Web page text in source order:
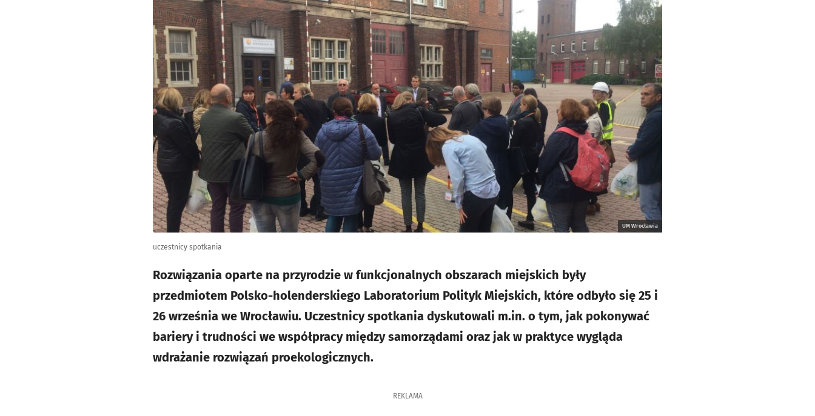
UM Wrocławia
uczestnicy spotkania
Rozwiązania oparte na przyrodzie w funkcjonalnych obszarach miejskich były
przedmiotem Polsko-holenderskiego Laboratorium Polityk Miejskich, które odbyło się 25 i
26 września we Wrocławiu. Uczestnicy spotkania dyskutowali m.in. o tym, jak pokonywać
bariery i trudności we współpracy między samorządami oraz jak w praktyce wygląda
wdrażanie rozwiązań proekologicznych.
REKLAMA